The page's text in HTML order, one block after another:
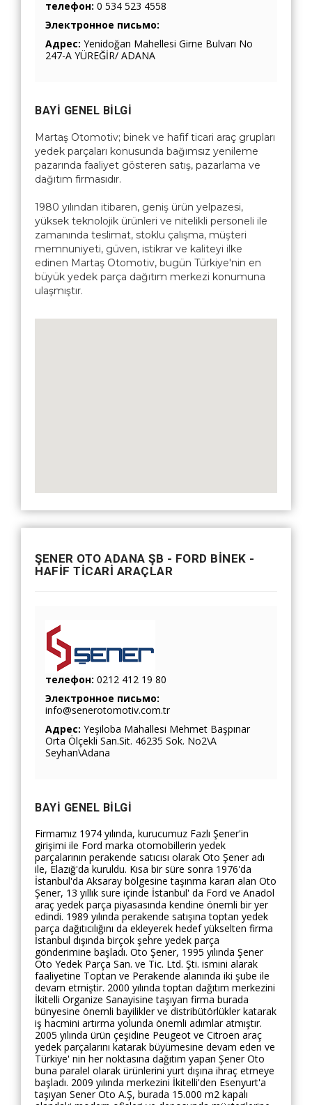
телефон: 0 534 523 4558
Электронное письмо:
Адрес: Yenidoğan Mahellesi Girne Bulvarı No
247-A YÜREĞİR/ ADANA
BAYI GENEL BILGI
Martaş Otomotiv; binek ve hafif ticari araç grupları
yedek parçaları konusunda bağımsız yenileme
pazarında faaliyet gösteren satış, pazarlama ve
dağıtım firmasıdır.
1980 yılından itibaren, geniş ürün yelpazesi,
yüksek teknolojik ürünleri ve nitelikli personeli ile
zamanında teslimat, stoklu çalışma, müşteri
memnuniyeti, güven, istikrar ve kaliteyi ilke
edinen Martaş Otomotiv, bugün Türkiye'nin en
büyük yedek parça dağıtım merkezi konumuna
ulaşmıştır.
ŞENER OTO ADANA ŞB - FORD BİNEK -
HAFİF TİCARİ ARAÇLAR
телефон: 0212 412 19 80
Электронное письмо:
info@senerotomotiv.com.tr
Адрес: Yeşiloba Mahallesi Mehmet Başpınar
Orta Ölçekli San.Sit. 46235 Sok. No2\A
Seyhan\Adana
BAYI GENEL BILGI
Firmamız 1974 yılında, kurucumuz Fazlı Şener'in
girişimi ile Ford marka otomobillerin yedek
parçalarının perakende satıcısı olarak Oto Şener adı
ile, Elazığ'da kuruldu. Kısa bir süre sonra 1976'da
İstanbul'da Aksaray bölgesine taşınma kararı alan Oto
Şener, 13 yıllık sure içinde İstanbul' da Ford ve Anadol
araç yedek parça piyasasında kendine önemli bir yer
edindi. 1989 yılında perakende satışına toptan yedek
parça dağıtıcılığını da ekleyerek hedef yükselten firma
İstanbul dışında birçok şehre yedek parça
gönderimine başladı. Oto Şener, 1995 yılında Şener
Oto Yedek Parça San. ve Tic. Ltd. Şti. ismini alarak
faaliyetine Toptan ve Perakende alanında iki şube ile
devam etmiştir. 2000 yılında toptan dağıtım merkezini
İkitelli Organize Sanayisine taşıyan firma burada
bünyesine önemli bayilikler ve distribütörlükler katarak
iş hacmini artırma yolunda önemli adımlar atmıştır.
2005 yılında ürün çeşidine Peugeot ve Citroen araç
yedek parçalarını katarak büyümesine devam eden ve
Türkiye' nin her noktasına dağıtım yapan Şener Oto
buna paralel olarak ürünlerini yurt dışına ihraç etmeye
başladı. 2009 yılında merkezini İkitelli'den Esenyurt'a
taşıyan Sener Oto A.Ş, burada 15.000 m2 kapalı